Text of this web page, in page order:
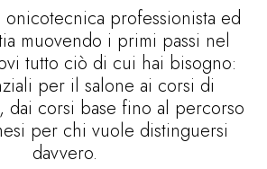
professionista ed
muovendo i primi passi nel
tutto ciò di cui hai bisogno:
per il salone ai corsi di
dai corsi base fino al percorso
per chi vuole distinguersi
davvero.